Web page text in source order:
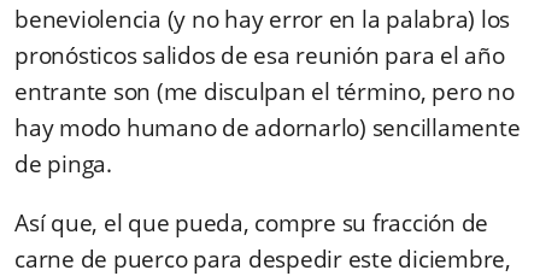
beneviolencia (y no hay error en la palabra) los
pronósticos salidos de esa reunión para el año
entrante son (me disculpan el término, pero no
hay modo humano de adornarlo) sencillamente
de pinga.
Así que, el que pueda, compre su fracción de
carne de puerco para despedir este diciembre,